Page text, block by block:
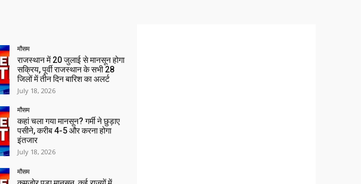
मौसम
राजस्थान में 20 जुलाई से मानसून होगा
सक्रिय, पूर्वी राजस्थान के सभी 28
जिलों में तीन दिन बारिश का अलर्ट
July 18, 2026
मौसम
कहां चला गया मानसून? गर्मी ने छुड़ाए
पसीने, करीब 4-5 और करना होगा
इंतजार
July 18, 2026
मौसम